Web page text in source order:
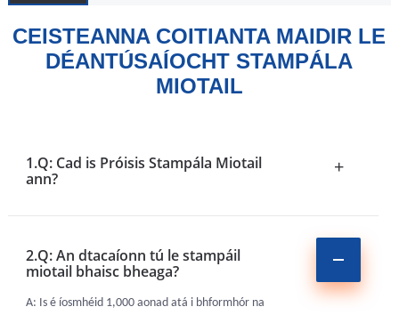
CEISTEANNA COITIANTA MAIDIR LE
DÉANTÚSAÍOCHT STAMPÁLA
MIOTAIL
1.Q: Cad is Próisis Stampála Miotail
ann?
+
2.Q: An dtacaíonn tú le stampáil
miotail bhaisc bheaga?
A: Is é íosmhéid 1,000 aonad atá i bhformhór na